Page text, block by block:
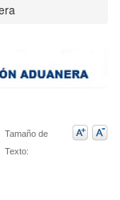
Tamaño de
Texto: